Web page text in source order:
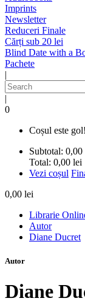
Imprints
Newsletter
Reduceri Finale
Cărți sub 20 lei
Blind Date with a
Pachete
|
|
0
Coșul este gol!
Subtotal: 0,00
Total: 0,00 lei
Vezi coșul
0,00 lei
Librarie
Autor
Diane Ducret
Autor
Diane